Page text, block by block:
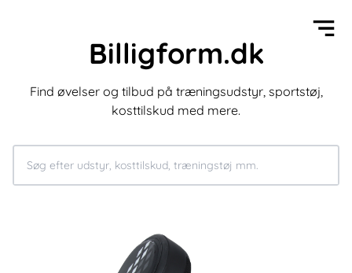
Billigform.dk
Find øvelser og tilbud på træningsudstyr, sportstøj,
kosttilskud med mere.